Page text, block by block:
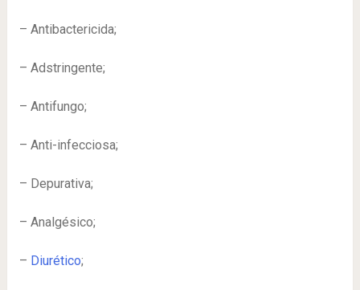
– Antibactericida;
– Adstringente;
– Antifungo;
– Anti-infecciosa;
– Depurativa;
– Analgésico;
– Diurético;